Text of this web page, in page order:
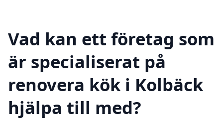
Vad kan ett företag som
är specialiserat på
renovera kök i Kolbäck
hjälpa till med?